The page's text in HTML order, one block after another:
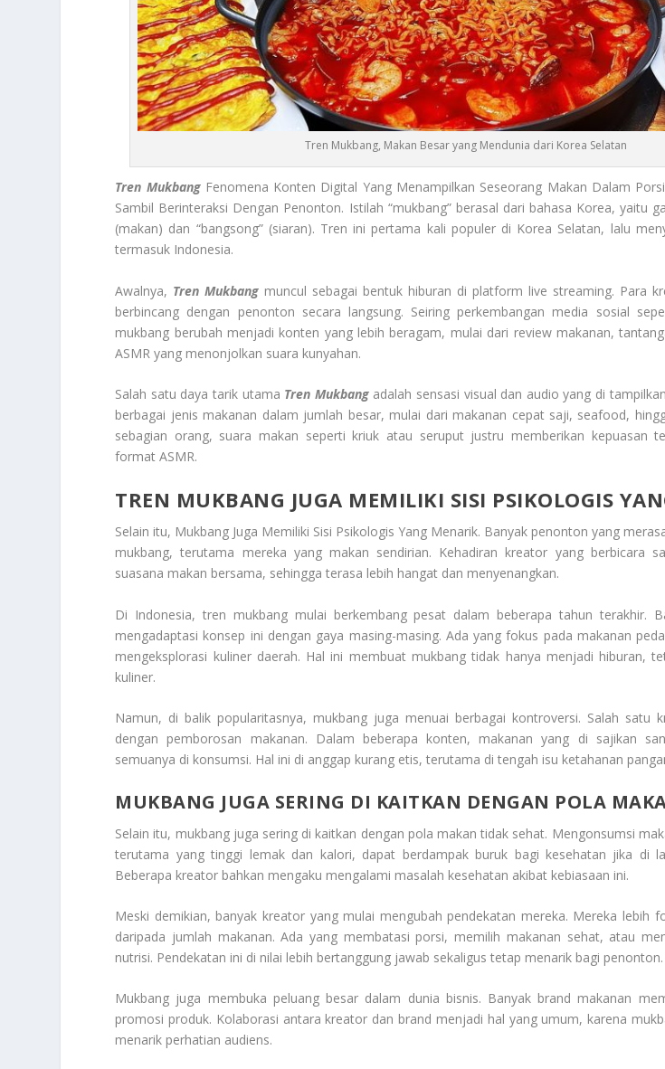
Tren Mukbang, Makan Besar yang Mendunia dari Korea Selatan
Tren MukbangFenomena Konten Digital Yang Menampilkan Seseorang Makan Dalam
Sambil Berinteraksi Dengan Penonton. Istilah “mukbang” berasal dari bahasa Korea, yaitu
(makan) dan “bangsong” (siaran). Tren ini pertama kali populer di Korea Selatan, lalu
termasuk Indonesia.
Awalnya, Tren Mukbang muncul sebagai bentuk hiburan di platform live streaming. Para
berbincang dengan penonton secara langsung. Seiring perkembangan media sosial
mukbang berubah menjadi konten yang lebih beragam, mulai dari review makanan,
ASMR yang menonjolkan suara kunyahan.
Salah satu daya tarik utama Tren Mukbangadalah sensasi visual dan audio yang di
berbagai jenis makanan dalam jumlah besar, mulai dari makanan cepat saji, seafood,
sebagian orang, suara makan seperti kriuk atau seruput justru memberikan kepuasan
format ASMR.
TREN MUKBANG JUGA MEMILIKI SISI PSIKOLOGIS
Selain itu, Mukbang Juga Memiliki Sisi Psikologis Yang Menarik. Banyak penonton yang
mukbang, terutama mereka yang makan sendirian. Kehadiran kreator yang berbicara
suasana makan bersama, sehingga terasa lebih hangat dan menyenangkan.
Di Indonesia, tren mukbang mulai berkembang pesat dalam beberapa tahun terakhir.
mengadaptasi konsep ini dengan gaya masing-masing. Ada yang fokus pada makanan
mengeksplorasi kuliner daerah. Hal ini membuat mukbang tidak hanya menjadi hiburan,
kuliner.
Namun, di balik popularitasnya, mukbang juga menuai berbagai kontroversi. Salah satu
dengan pemborosan makanan. Dalam beberapa konten, makanan yang di sajikan
semuanya di konsumsi. Hal ini di anggap kurang etis, terutama di tengah isu ketahanan
MUKBANG JUGA SERING DI KAITKAN DENGAN POLA
Selain itu, mukbang juga sering di kaitkan dengan pola makan tidak sehat. Mengonsumsi
terutama yang tinggi lemak dan kalori, dapat berdampak buruk bagi kesehatan jika di
Beberapa kreator bahkan mengaku mengalami masalah kesehatan akibat kebiasaan ini.
Meski demikian, banyak kreator yang mulai mengubah pendekatan mereka. Mereka lebih
daripada jumlah makanan. Ada yang membatasi porsi, memilih makanan sehat, atau
nutrisi. Pendekatan ini di nilai lebih bertanggung jawab sekaligus tetap menarik bagi penonton.
Mukbang juga membuka peluang besar dalam dunia bisnis. Banyak brand makanan
promosi produk. Kolaborasi antara kreator dan brand menjadi hal yang umum, karena
menarik perhatian audiens.